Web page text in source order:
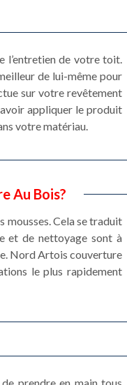
l’entretien de votre toit.
de lui-même pour
sur votre revêtement
appliquer le produit
votre matériau.
Au Bois?
mousses. Cela se traduit
et de nettoyage sont à
Nord Artois couverture
le plus rapidement